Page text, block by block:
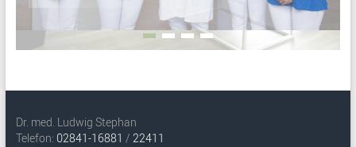
Dr. med. Ludwig Stephan
Telefon: 02841-16881 / 22411